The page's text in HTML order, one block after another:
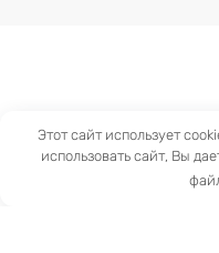
Этот сайт использует
использовать сайт, Вы